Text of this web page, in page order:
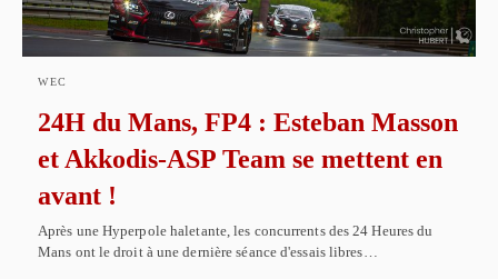
WEC
24H du Mans, FP4 : Esteban Masson
et Akkodis-ASP Team se mettent en
avant !
Après une Hyperpole haletante, les concurrents des 24 Heures du
Mans ont le droit à une dernière séance d'essais libres…